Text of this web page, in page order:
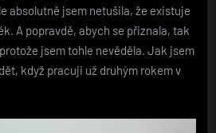
absolutně jsem netušila, že existuje
A popravdě, abych se přiznala, tak
jsem tohle nevěděla. Jak jsem
když pracuji už druhým rokem v